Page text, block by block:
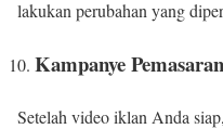
lakukan perubahan yang
Kampanye
Setelah video iklan Anda